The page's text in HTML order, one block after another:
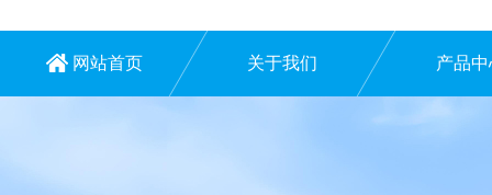
网站首页 关于我们 产品中